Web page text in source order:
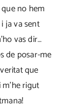
no hem
ja va sent
vas dir…
de posar-me
que
rigut